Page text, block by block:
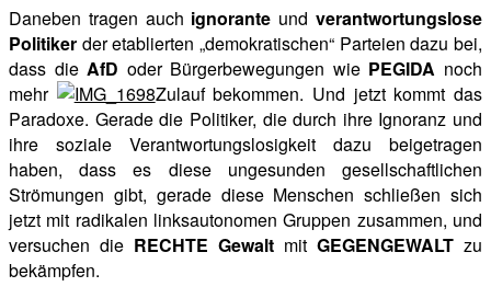
Daneben tragen auch ignorante undverantwortungslose
Politiker der etablierten „demokratischen“ Parteien dazu bei,
dass dieAfD oder Bürgerbewegungen wie PEGIDA noch
mehr
Zulauf bekommen. Und jetzt kommt das
Paradoxe. Gerade die Politiker, die durch ihre Ignoranz und
ihre soziale Verantwortungslosigkeit dazu beigetragen
haben, dass es diese ungesunden gesellschaftlichen
Strömungen gibt, gerade diese Menschen schließen sich
jetzt mit radikalen linksautonomen Gruppen zusammen, und
versuchen die RECHTE Gewalt mit GEGENGEWALT zu
bekämpfen.